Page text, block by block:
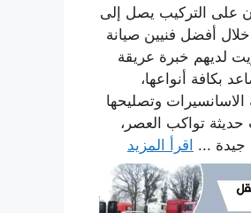
على التركيب يصل إلى
خلال أفضل فنيين صيانة
لديهم خبرة عريقة
بكافة أنواعها،
الاسانسيرات وتصليحها
حديثة تواكب العصر،
جيدة ... اقرأ المزيد